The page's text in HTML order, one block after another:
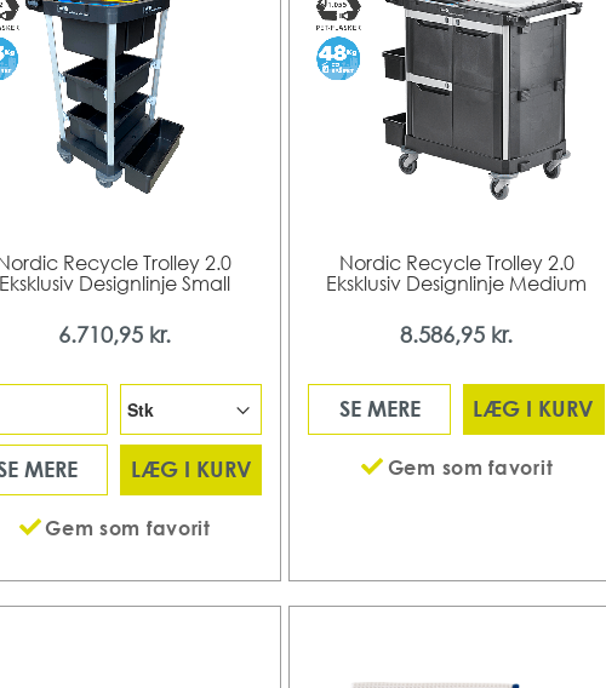
Recycle Trolley 2.0
Designlinje Small
6.710,95 kr.
MERE LÆG I KURV
Gem som favorit
Nordic Recycle Trolley 2.0
Eksklusiv Designlinje Medium
8.586,95 kr.
SE MERE LÆG I KURV
Gem som favorit